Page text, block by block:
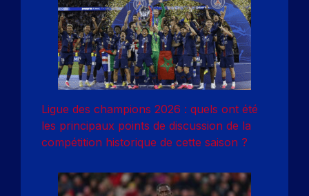
Ligue des champions 2026 : quels ont été
les principaux points de discussion de la
compétition historique de cette saison ?